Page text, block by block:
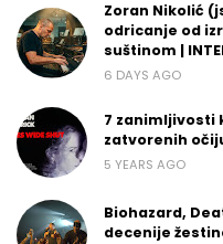
Zoran Nikolić
odricanje od
suštinom |
6 DAYS AGO
7 zanimljivosti
zatvorenih
5 YEARS AGO
Biohazard,
decenije